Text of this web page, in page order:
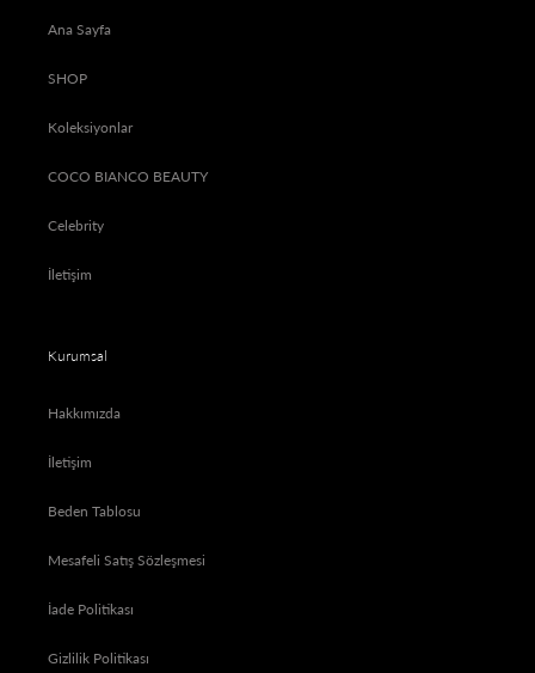
Ana Sayfa
SHOP
Koleksiyonlar
COCO BIANCO BEAUTY
Celebrity
İletişim
Kurumsal
Hakkımızda
İletişim
Beden Tablosu
Mesafeli Satış Sözleşmesi
İade Politikası
Gizlilik Politikası